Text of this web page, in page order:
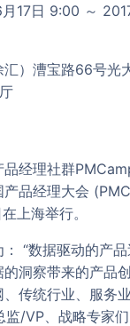
17日 9:00 ～
）漕宝路66号光
品经理社群
产品经理大会
上海举行。
“数据驱动的产品
洞察带来的产品
传统行业、服务
监/VP、战略专家